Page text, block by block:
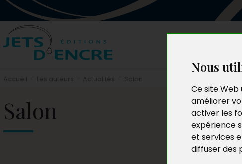
Nous
Ce site Web
améliorer
activer les
expérience
et services
diffuser des
Salon